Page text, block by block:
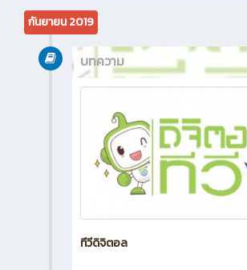
กันยายน 2019
บทความ
ทีวีดิจิตอล